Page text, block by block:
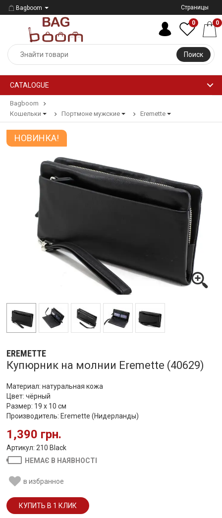
Bagboom Страницы
Поиск
0 0
CATALOGUE
Bagboom
Кошельки
Портмоне мужские Eremette
НОВИНКА!
EREMETTE
Купюрник на молнии Eremette (40629)
Материал: натуральная кожа
Цвет: чёрный
Размер: 19 х 10 см
Производитель: Eremette (Нидерланды)
1,390 грн.
Артикул: 210 Black
НЕМАЄ В НАЯВНОСТІ
в избранное